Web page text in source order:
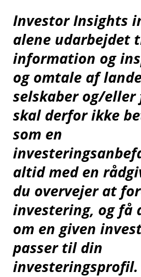
har fravalgt
indstillinger
Ændring af dit
samtykke
;
Investor Insights
alene udarbejdet
information og
og omtale af
selskaber og/eller
skal derfor ikke
som en
altid med en
du overvejer at
investering, og få
om en given
passer til din
investeringsprofil.